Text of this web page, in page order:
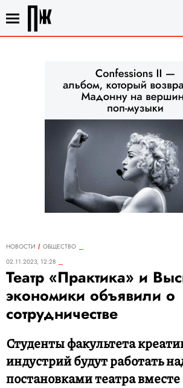
НОВОСТИ
ОБЩЕСТВО
02.11.2023, 12:28
Театр «Практика» и
экономики объявили о
сотрудничестве
Студенты факультета
индустрий будут работать
постановками театра